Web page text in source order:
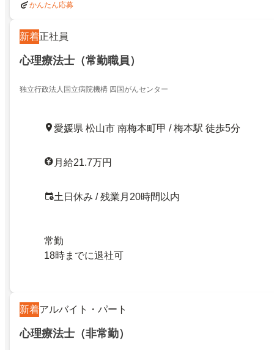
かんたん応募
新着正社員
心理療法士（常勤職員）
独立行政法人国立病院機構 四国がんセンター
愛媛県 松山市 南梅本町甲 / 梅本駅 徒歩5分
月給21.7万円
土日休み / 残業月20時間以内
常勤
18時までに退社可
新着アルバイト・パート
心理療法士（非常勤）